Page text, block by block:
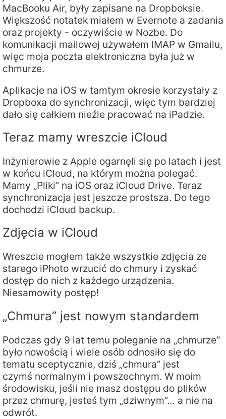
MacBooku Air, były zapisane na Dropboksie.
Większość notatek miałem w Evernote a zadania
oraz projekty - oczywiście w Nozbe. Do
komunikacji mailowej używałem IMAP w Gmailu,
więc moja poczta elektroniczna była już w
chmurze.
Aplikacje na iOS w tamtym okresie korzystały z
Dropboxa do synchronizacji, więc tym bardziej
dało się całkiem nieźle pracować na iPadzie.
Teraz mamy wreszcie iCloud
Inżynierowie z Apple ogarnęli się po latach i jest
w końcu iCloud, na którym można polegać.
Mamy „Pliki” na iOS oraz iCloud Drive. Teraz
synchronizacja jest jeszcze prostsza. Do tego
dochodzi iCloud backup.
Zdjęcia w iCloud
Wreszcie mogłem także wszystkie zdjęcia ze
starego iPhoto wrzucić do chmury i zyskać
dostęp do nich z każdego urządzenia.
Niesamowity postęp!
„Chmura” jest nowym standardem
Podczas gdy 9 lat temu poleganie na „chmurze”
było nowością i wiele osób odnosiło się do
tematu sceptycznie, dziś „chmura” jest
czymś normalnym i powszechnym. W moim
środowisku, jeśli nie masz dostępu do plików
przez chmurę, jesteś tym „dziwnym”… a nie na
odwrót.